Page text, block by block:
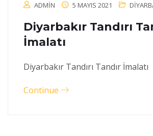
ADMIN 5 MAYIS 2021
Diyarbakır Tandırı
İmalatı
Diyarbakır Tandırı Tandır İmalatı
Continue